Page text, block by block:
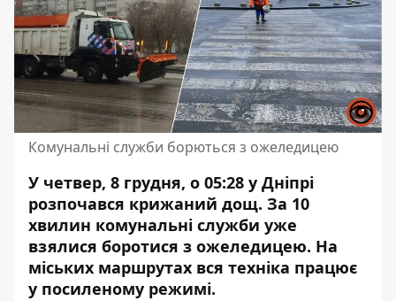
Комунальні служби борються з ожеледицею
У четвер, 8 грудня, о 05:28 у Дніпрі
розпочався крижаний дощ. За 10
хвилин комунальні служби уже
взялися боротися з ожеледицею. На
міських маршрутах вся техніка працює
у посиленому режимі.